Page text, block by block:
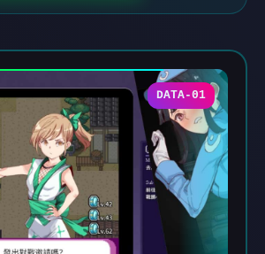
DATA-01